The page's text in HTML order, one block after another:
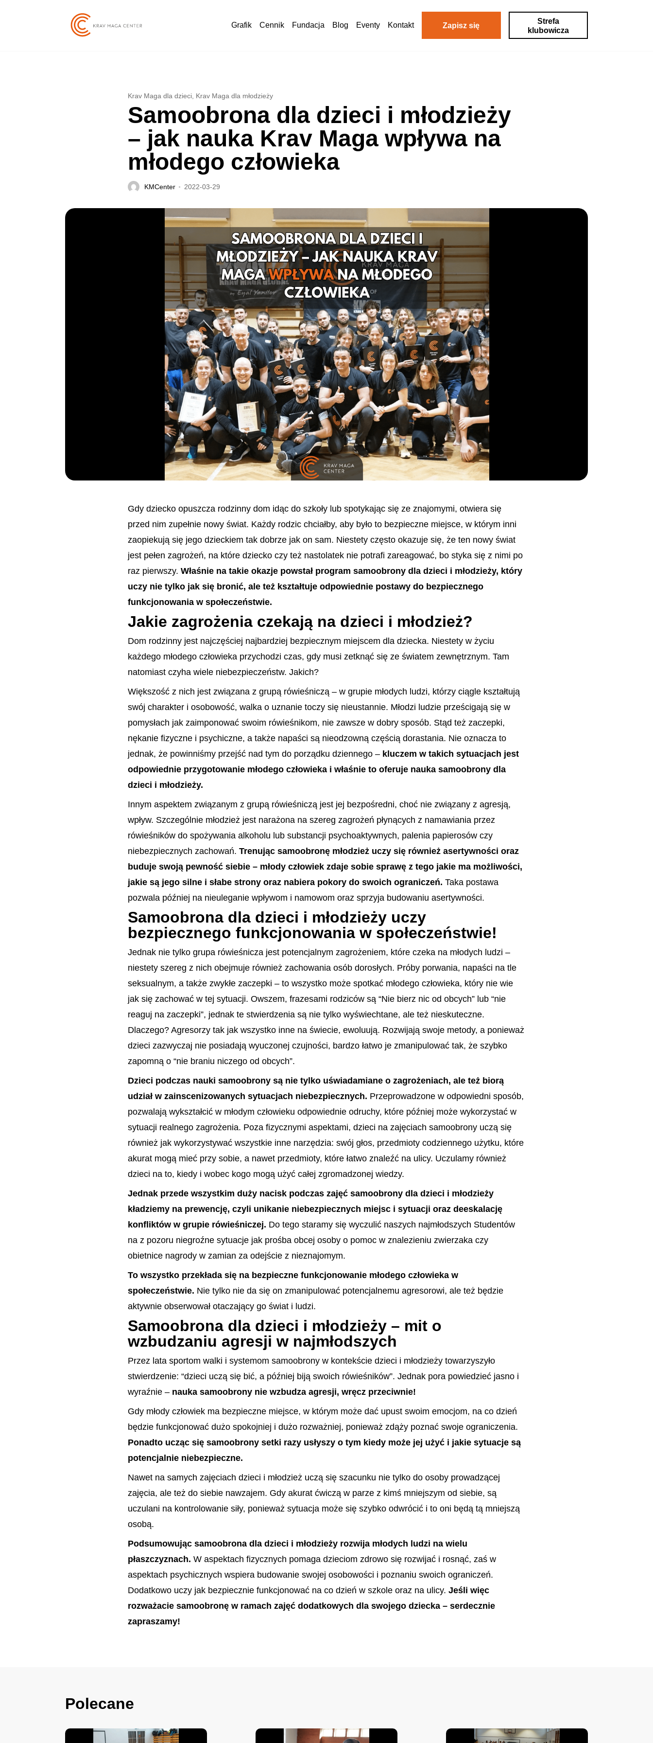
Grafik Cennik Fundacja Blog Eventy Kontakt Zapisz się
Strefa
klubowicza
Krav Maga dla dzieci Krav Maga dla młodzieży
Samoobrona dla dzieci i młodzieży
– jak nauka Krav Maga wpływa na
młodego człowieka
KMCenter 2022-03-29
Gdy dziecko opuszcza rodzinny dom idąc do szkoły lub spotykając się ze znajomymi, otwiera się
przed nim zupełnie nowy świat. Każdy rodzic chciałby, aby było to bezpieczne miejsce, w którym inni
zaopiekują się jego dzieckiem tak dobrze jak on sam. Niestety często okazuje się, że ten nowy świat
jest pełen zagrożeń, na które dziecko czy też nastolatek nie potrafi zareagować, bo styka się z nimi po
raz pierwszy. Właśnie na takie okazje powstał program samoobrony dla dzieci i młodzieży, który
uczy nie tylko jak się bronić, ale też kształtuje odpowiednie postawy do bezpiecznego
funkcjonowania w społeczeństwie.
Jakie zagrożenia czekają na dzieci i młodzież?
Dom rodzinny jest najczęściej najbardziej bezpiecznym miejscem dla dziecka. Niestety w życiu
każdego młodego człowieka przychodzi czas, gdy musi zetknąć się ze światem zewnętrznym. Tam
natomiast czyha wiele niebezpieczeństw. Jakich?
Większość z nich jest związana z grupą rówieśniczą – w grupie młodych ludzi, którzy ciągle kształtują
swój charakter i osobowość, walka o uznanie toczy się nieustannie. Młodzi ludzie prześcigają się w
pomysłach jak zaimponować swoim rówieśnikom, nie zawsze w dobry sposób. Stąd też zaczepki,
nękanie fizyczne i psychiczne, a także napaści są nieodzowną częścią dorastania. Nie oznacza to
jednak, że powinniśmy przejść nad tym do porządku dziennego – kluczem w takich sytuacjach jest
odpowiednie przygotowanie młodego człowieka i właśnie to oferuje nauka samoobrony dla
dzieci i młodzieży.
Innym aspektem związanym z grupą rówieśniczą jest jej bezpośredni, choć nie związany z agresją,
wpływ. Szczególnie młodzież jest narażona na szereg zagrożeń płynących z namawiania przez
rówieśników do spożywania alkoholu lub substancji psychoaktywnych, palenia papierosów czy
niebezpiecznych zachowań. Trenując samoobronę młodzież uczy się również asertywności oraz
buduje swoją pewność siebie – młody człowiek zdaje sobie sprawę z tego jakie ma możliwości,
jakie są jego silne i słabe strony oraz nabiera pokory do swoich ograniczeń. Taka postawa
pozwala później na nieuleganie wpływom i namowom oraz sprzyja budowaniu asertywności.
Samoobrona dla dzieci i młodzieży uczy
bezpiecznego funkcjonowania w społeczeństwie!
Jednak nie tylko grupa rówieśnicza jest potencjalnym zagrożeniem, które czeka na młodych ludzi –
niestety szereg z nich obejmuje również zachowania osób dorosłych. Próby porwania, napaści na tle
seksualnym, a także zwykłe zaczepki – to wszystko może spotkać młodego człowieka, który nie wie
jak się zachować w tej sytuacji. Owszem, frazesami rodziców są “Nie bierz nic od obcych” lub “nie
reaguj na zaczepki”, jednak te stwierdzenia są nie tylko wyświechtane, ale też nieskuteczne.
Dlaczego? Agresorzy tak jak wszystko inne na świecie, ewoluują. Rozwijają swoje metody, a ponieważ
dzieci zazwyczaj nie posiadają wyuczonej czujności, bardzo łatwo je zmanipulować tak, że szybko
zapomną o “nie braniu niczego od obcych”.
Dzieci podczas nauki samoobrony są nie tylko uświadamiane o zagrożeniach, ale też biorą
udział w zainscenizowanych sytuacjach niebezpiecznych. Przeprowadzone w odpowiedni sposób,
pozwalają wykształcić w młodym człowieku odpowiednie odruchy, które później może wykorzystać w
sytuacji realnego zagrożenia. Poza fizycznymi aspektami, dzieci na zajęciach samoobrony uczą się
również jak wykorzystywać wszystkie inne narzędzia: swój głos, przedmioty codziennego użytku, które
akurat mogą mieć przy sobie, a nawet przedmioty, które łatwo znaleźć na ulicy. Uczulamy również
dzieci na to, kiedy i wobec kogo mogą użyć całej zgromadzonej wiedzy.
Jednak przede wszystkim duży nacisk podczas zajęć samoobrony dla dzieci i młodzieży
kładziemy na prewencję, czyli unikanie niebezpiecznych miejsc i sytuacji oraz deeskalację
konfliktów w grupie rówieśniczej. Do tego staramy się wyczulić naszych najmłodszych Studentów
na z pozoru niegroźne sytuacje jak prośba obcej osoby o pomoc w znalezieniu zwierzaka czy
obietnice nagrody w zamian za odejście z nieznajomym.
To wszystko przekłada się na bezpieczne funkcjonowanie młodego człowieka w
społeczeństwie. Nie tylko nie da się on zmanipulować potencjalnemu agresorowi, ale też będzie
aktywnie obserwował otaczający go świat i ludzi.
Samoobrona dla dzieci i młodzieży – mit o
wzbudzaniu agresji w najmłodszych
Przez lata sportom walki i systemom samoobrony w kontekście dzieci i młodzieży towarzyszyło
stwierdzenie: “dzieci uczą się bić, a później biją swoich rówieśników”. Jednak pora powiedzieć jasno i
wyraźnie – nauka samoobrony nie wzbudza agresji, wręcz przeciwnie!
Gdy młody człowiek ma bezpieczne miejsce, w którym może dać upust swoim emocjom, na co dzień
będzie funkcjonować dużo spokojniej i dużo rozważniej, ponieważ zdąży poznać swoje ograniczenia.
Ponadto ucząc się samoobrony setki razy usłyszy o tym kiedy może jej użyć i jakie sytuacje są
potencjalnie niebezpieczne.
Nawet na samych zajęciach dzieci i młodzież uczą się szacunku nie tylko do osoby prowadzącej
zajęcia, ale też do siebie nawzajem. Gdy akurat ćwiczą w parze z kimś mniejszym od siebie, są
uczulani na kontrolowanie siły, ponieważ sytuacja może się szybko odwrócić i to oni będą tą mniejszą
osobą.
Podsumowując samoobrona dla dzieci i młodzieży rozwija młodych ludzi na wielu
płaszczyznach. W aspektach fizycznych pomaga dzieciom zdrowo się rozwijać i rosnąć, zaś w
aspektach psychicznych wspiera budowanie swojej osobowości i poznaniu swoich ograniczeń.
Dodatkowo uczy jak bezpiecznie funkcjonować na co dzień w szkole oraz na ulicy. Jeśli więc
rozważacie samoobronę w ramach zajęć dodatkowych dla swojego dziecka – serdecznie
zapraszamy!
Polecane